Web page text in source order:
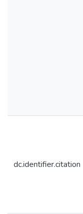
dc.identifier.citation